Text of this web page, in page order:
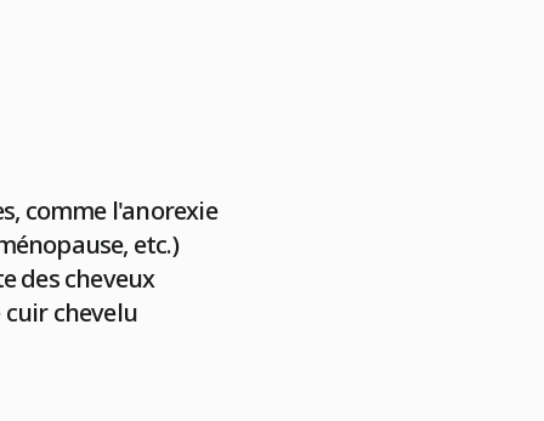
comme l'anorexie
etc.)
des cheveux
chevelu